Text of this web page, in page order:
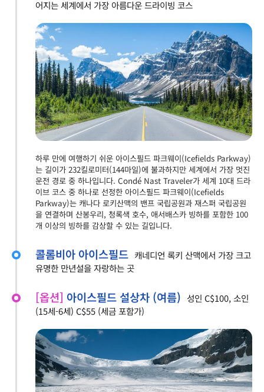
어지는 세계에서 가장 아름다운 드라이빙 코스
하루 만에 여행하기 쉬운 아이스필드 파크웨이(Icefields Parkway)
는 길이가 232킬로미터(144마일)에 불과하지만 세계에서 가장 멋진
운전 경로 중 하나입니다. Condé Nast Traveler가 세계 10대 드라
이브 코스 중 하나로 선정한 아이스필드 파크웨이(Icefields
Parkway)는 캐나다 로키산맥의 밴프 국립공원과 재스퍼 국립공원
을 연결하며 산봉우리, 청록색 호수, 애서배스카 빙하를 포함한 100
개 이상의 빙하를 감상할 수 있는 길입니다.
콜롬비아 아이스필드 캐네디언 록키 산맥에서 가장 크고
유명한 만년설을 자랑하는 곳
[옵션] 아이스필드 설상차 (여름) 성인 C$100, 소인
(15세-6세) C$55 (세금 포함가)